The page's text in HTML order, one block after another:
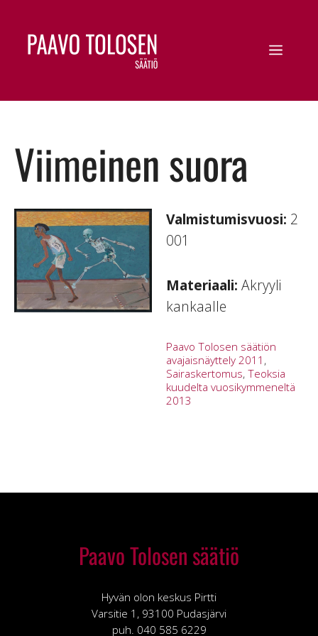
Viimeinen suora
Valmistumisvuosi: 2
001
Materiaali: Akryyli
kankaalle
Paavo Tolosen säätiön
avajaisnäyttely 2011 ,
Sairaskertomus,Teoksia
kuudelta vuosikymmeneltä
2013
Paavo Tolosen säätiö
Hyvän olon keskus Pirtti
Varsitie 1, 93100 Pudasjärvi
puh. 040 585 6229